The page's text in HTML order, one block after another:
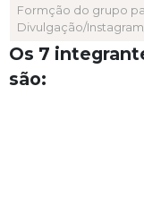
Formção do grupo
Divulgação/
Os 7
são: